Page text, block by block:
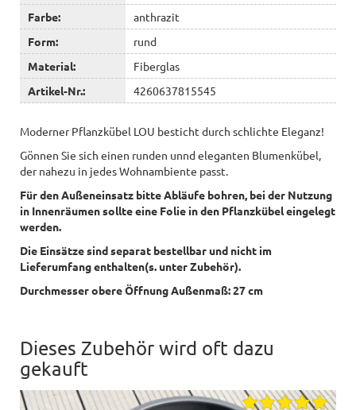
Farbe:
anthrazit
Form:
rund
Material:
Fiberglas
Artikel-Nr.:
4260637815545
Moderner Pflanzkübel LOU besticht durch schlichte Eleganz!
Gönnen Sie sich einen runden unnd eleganten Blumenkübel,
der nahezu in jedes Wohnambiente passt.
Für den Außeneinsatz bitte Abläufe bohren, bei der Nutzung
in Innenräumen sollte eine Folie in den Pflanzkübel eingelegt
werden.
Die Einsätze sind separat bestellbar und nicht im
Lieferumfang enthalten(s. unter Zubehör).
Durchmesser obere Öffnung Außenmaß: 27 cm
Dieses Zubehör wird oft dazu
gekauft